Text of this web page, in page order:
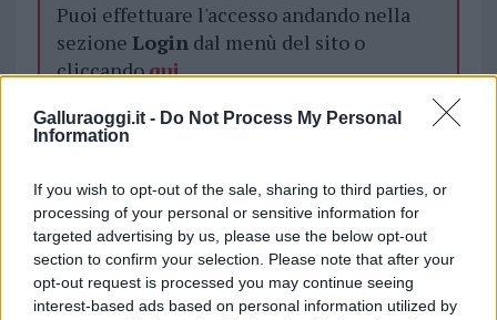
Galluraoggi.it - Do Not Process My Personal
Information
If you wish to opt-out of the sale, sharing to third parties, or
processing of your personal or sensitive information for
targeted advertising by us, please use the below opt-out
section to confirm your selection. Please note that after your
opt-out request is processed you may continue seeing
interest-based ads based on personal information utilized by
Puoi effettuare l'accesso andando nella
sezione Logindal menù del sito o
cliccandoqui
Eventi Sardegna
Notizie Buddusò
Spirit Of Rock Buddusò
Condividi l'articolo
F T PiWS